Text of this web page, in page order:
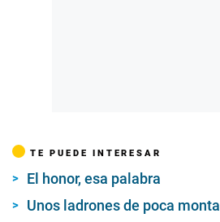
TE PUEDE INTERESAR
El honor, esa palabra
Unos ladrones de poca monta